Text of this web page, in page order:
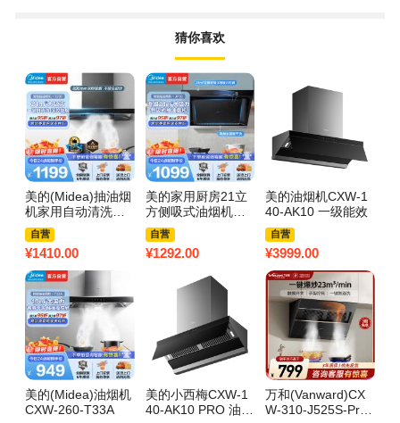
猜你喜欢
美的(Midea)抽油烟
机家用自动清洗欧
式21m³大吸力自动
清洗吸油烟机顶吸
抽烟机脱排油烟机C
XW-268-T201
自营
¥1410.00
美的家用厨房21立
方侧吸式油烟机大
吸力CXW-260-JP3
2
自营
¥1292.00
美的油烟机CXW-1
40-AK10 一级能效
自营
¥3999.00
美的(Midea)油烟机
CXW-260-T33A
美的小西梅CXW-1
40-AK10 PRO 油烟
万和(Vanward)CX
W-310-J525S-Pro